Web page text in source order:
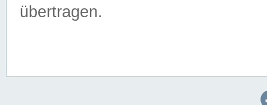
übertragen.